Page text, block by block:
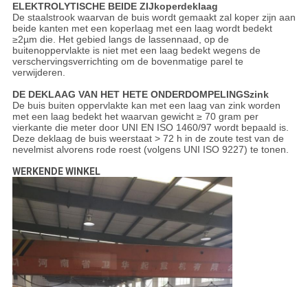
ELEKTROLYTISCHE BEIDE ZIJkoperdeklaag
De staalstrook waarvan de buis wordt gemaakt zal koper zijn aan
beide kanten met een koperlaag met een laag wordt bedekt
≥2µm die. Het gebied langs de lassennaad, op de
buitenoppervlakte is niet met een laag bedekt wegens de
verschervingsverrichting om de bovenmatige parel te
verwijderen.
DE DEKLAAG VAN HET HETE ONDERDOMPELINGSzink
De buis buiten oppervlakte kan met een laag van zink worden
met een laag bedekt het waarvan gewicht ≥ 70 gram per
vierkante die meter door UNI EN ISO 1460/97 wordt bepaald is.
Deze deklaag de buis weerstaat > 72 h in de zoute test van de
nevelmist alvorens rode roest (volgens UNI ISO 9227) te tonen.
WERKENDE WINKEL